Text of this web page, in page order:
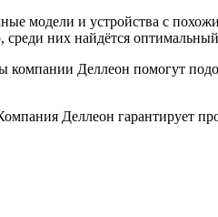
модели и устройства с
них найдётся
Деллеон помогут
Деллеон гарантирует